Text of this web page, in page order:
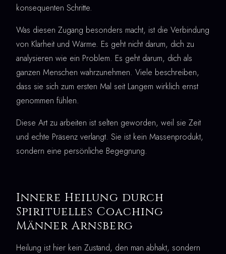
konsequenten Schritte.
Was diesen Zugang besonders macht, ist die Verbindung
von Klarheit und Wärme. Es geht nicht darum, dich zu
analysieren wie ein Problem. Es geht darum, dich als
ganzen Menschen wahrzunehmen. Viele beschreiben,
dass sie sich zum ersten Mal seit Langem wirklich ernst
genommen fühlen.
Diese Art zu arbeiten ist selten geworden, weil sie Zeit
und echte Präsenz verlangt. Sie ist kein Massenprodukt,
sondern eine persönliche Begegnung.
Innere Heilung durch
Spirituelles Coaching
Männer Arnsberg
Heilung ist hier kein Zustand, den man abhakt, sondern